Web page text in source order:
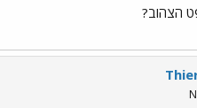
הצהוב?